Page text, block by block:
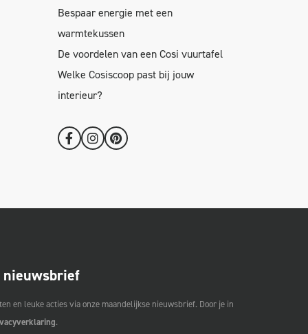
Bespaar energie met een
warmtekussen
De voordelen van een Cosi vuurtafel
Welke Cosiscoop past bij jouw
interieur?
en leuke acties via onze maandelijkse nieuwsbrief. Door je in
.